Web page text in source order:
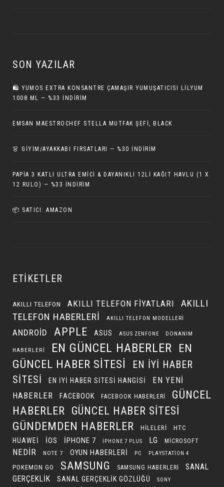
SON YAZILAR
🛍️ YUMOS EXTRA KONSANTRE ÇAMAŞIR YUMUŞATICISI LILYUM
1008 ML — %33 İNDIRIM
EMSAN MAESTROCHEF STELLA MUTFAK ŞEFI, BLACK
👗 GİYİM/AYAKKABI FIRSATLARI — %30 İNDIRIM
PAPIA 3 KATLI ULTRA EMICI & DAYANIKLI 12LI KAĞIT HAVLU (1 X
12 RULO) — %33 İNDIRIM
📦 SATICI: AMAZON
ETIKETLER
AKILLI TELEFON AKILLI TELEFON FIYATLARI
AKILLI
TELEFON HABERLERI
AKILLI TELEFON MODELLERI
ANDROID APPLE ASUS ASUS ZENFONE DONANIM
HABERLERI EN GÜNCEL HABERLER EN
GÜNCEL HABER SITESI
EN IYI HABER
SITESI
EN IYI HABER SITESI HANGISI
EN YENI
HABERLER
FACEBOOK FACEBOOK HABERLERI
GÜNCEL
HABERLER
GÜNCEL HABER SITESI
GÜNDEMDEN HABERLER HILELERI HTC
HUAWEI IOS IPHONE 7 IPHONE 7 PLUS LG MICROSOFT
NEDIR NOTE 7 OYUN HABERLERI PC PLAYSTATION 4
POKEMON GO SAMSUNG SAMSUNG HABERLERI
SANAL
GERÇEKLIK
SANAL GERÇEKLIK GÖZLÜĞÜ SONY